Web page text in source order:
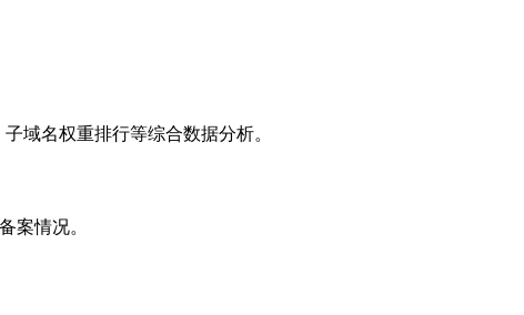
域名权重排行等综合数据分析。
案情况。